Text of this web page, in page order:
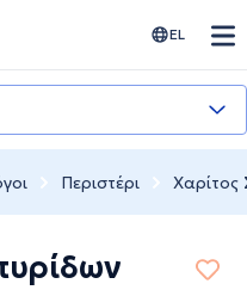
EL
Περιστέρι Χαρίτος